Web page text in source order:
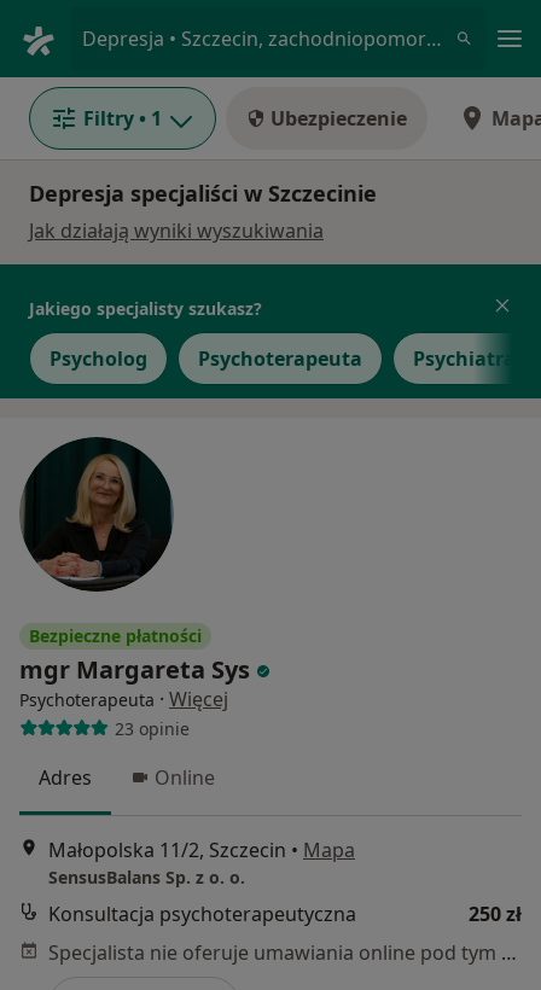
Depresja • Szczecin, zachodniopomorskie
Filtry • 1 Ubezpieczenie
Depresja specjaliści w Szczecinie
Jak działają wyniki wyszukiwania
Jakiego specjalisty szukasz?
Psycholog Psychoterapeuta Psychiatra
Bezpieczne płatności
mgr Margareta Sys
Psychoterapeuta · Więcej
23 opinie
Adres Online
Małopolska 11/2, Szczecin • Mapa
SensusBalans Sp. z o. o.
Konsultacja psychoterapeutyczna
250 zł
Specjalista nie oferuje umawiania online pod tym adresem.